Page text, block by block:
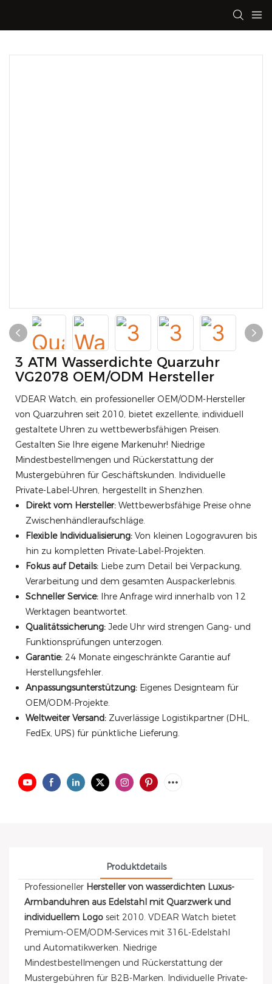
3 ATM Wasserdichte Quarzuhr
VG2078 OEM/ODM Hersteller
VDEAR Watch, ein professioneller OEM/ODM-Hersteller
von Quarzuhren seit 2010, bietet exzellente, individuell
gestaltete Uhren zu wettbewerbsfähigen Preisen.
Gestalten Sie Ihre eigene Markenuhr! Niedrige
Mindestbestellmengen und Rückerstattung der
Mustergebühren für Geschäftskunden. Individuelle
Private-Label-Uhren, hergestellt in Shenzhen.
Direkt vom Hersteller:Wettbewerbsfähige Preise ohne
Zwischenhändleraufschläge.
Flexible Individualisierung:Von kleinen Logogravuren bis
hin zu kompletten Private-Label-Projekten.
Fokus auf Details:Liebe zum Detail bei Verpackung,
Verarbeitung und dem gesamten Auspackerlebnis.
Schneller Service:Ihre Anfrage wird innerhalb von 12
Werktagen beantwortet.
Qualitätssicherung:Jede Uhr wird strengen Gang- und
Funktionsprüfungen unterzogen.
Garantie:24 Monate eingeschränkte Garantie auf
Herstellungsfehler.
Anpassungsunterstützung:Eigenes Designteam für
OEM/ODM-Projekte.
Weltweiter Versand:Zuverlässige Logistikpartner (DHL,
FedEx, UPS) für pünktliche Lieferung.
Produktdetails
Professioneller Hersteller von wasserdichten Luxus-
Armbanduhren aus Edelstahl mit Quarzwerk und
individuellem Logo seit 2010. VDEAR Watch bietet
Premium-OEM/ODM-Services mit 316L-Edelstahl
und Automatikwerken. Niedrige
Mindestbestellmengen und Rückerstattung der
Mustergebühren für B2B-Marken. Individuelle Private-